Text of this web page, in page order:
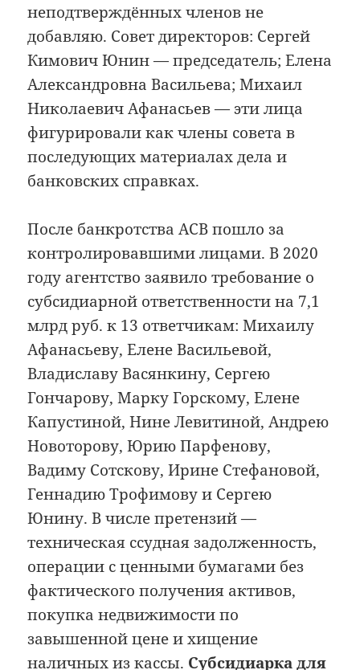
неподтверждённых членов не
добавляю. Совет директоров: Сергей
Кимович Юнин — председатель; Елена
Александровна Васильева; Михаил
Николаевич Афанасьев — эти лица
фигурировали как члены совета в
последующих материалах дела и
банковских справках.
После банкротства АСВ пошло за
контролировавшими лицами. В 2020
году агентство заявило требование о
субсидиарной ответственности на 7,1
млрд руб. к 13 ответчикам: Михаилу
Афанасьеву, Елене Васильевой,
Владиславу Васянкину, Сергею
Гончарову, Марку Горскому, Елене
Капустиной, Нине Левитиной, Андрею
Новоторову, Юрию Парфенову,
Вадиму Сотскову, Ирине Стефановой,
Геннадию Трофимову и Сергею
Юнину. В числе претензий —
техническая ссудная задолженность,
операции с ценными бумагами без
фактического получения активов,
покупка недвижимости по
завышенной цене и хищение
наличных из кассы. Субсидиарка для